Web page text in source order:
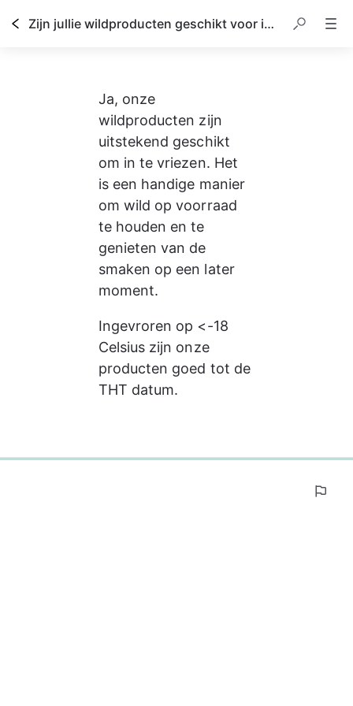
Zijn jullie wildproducten geschikt voor invriezen?
Ja, onze
wildproducten zijn
uitstekend geschikt
om in te vriezen. Het
is een handige manier
om wild op voorraad
te houden en te
genieten van de
smaken op een later
moment.
Ingevroren op <-18
Celsius zijn onze
producten goed tot de
THT datum.
0%